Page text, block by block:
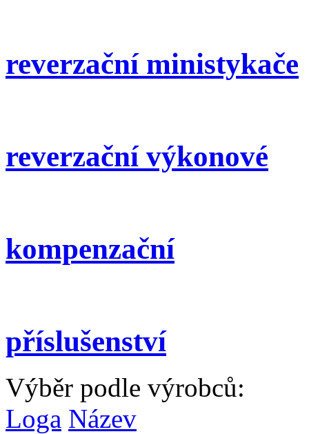
pomocné výkonové
reverzační ministykače
reverzační výkonové